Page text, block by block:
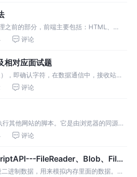
少延迟，并且由于缓存文件可以重复利
前的部分，前端主要包括：HTML、
各种资源，针对不同的资源有不同的优化
与服务器建立连接，发送数据，等待服…
评论
相对应面试题
，即确认字符，在数据通信中，接收站发
符。表示发来的数据已确认接收无误。 第
客户端变成SYN_SEND 很多人可能…
评论
其他网站的脚本。它是由浏览器的同源策
施加的安全限制。 同源策略对于js的
IndexDB 无法读取。这条很好…
评论
FileReader、Blob、File
进制数据，用来模拟内存里面的数据。通